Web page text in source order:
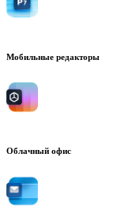
Мобильные редакторы
Облачный офис